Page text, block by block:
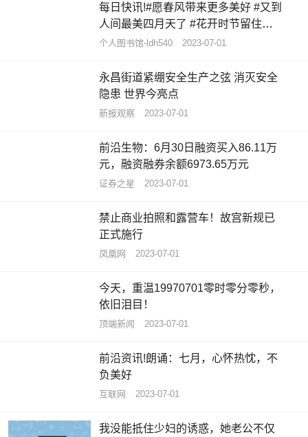
每日快讯!#愿春风带来更多美好 #又到
人间最美四月天了 #花开时节留住美
好 #春暖花...
个人图书馆-ldh540 2023-07-01
永昌街道紧绷安全生产之弦 消灭安全
隐患 世界今亮点
新报观察 2023-07-01
前沿生物：6月30日融资买入86.11万
元，融资融券余额6973.65万元
证券之星 2023-07-01
禁止商业拍照和露营车！故宫新规已
正式施行
凤凰网 2023-07-01
今天，重温19970701零时零分零秒，
依旧泪目！
顶端新闻 2023-07-01
前沿资讯!朗诵：七月，心怀热忱，不
负美好
互联网 2023-07-01
我没能抵住少妇的诱惑，她老公不仅